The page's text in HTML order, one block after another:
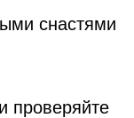
снастями
проверяйте